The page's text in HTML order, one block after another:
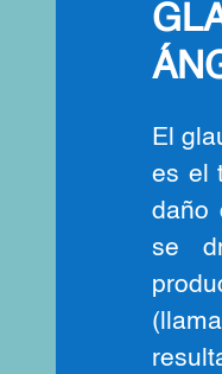
El
es el
daño
se